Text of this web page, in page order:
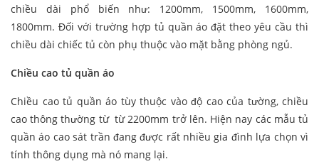
chiều dài phổ biến như: 1200mm, 1500mm, 1600mm,
1800mm. Đối với trường hợp tủ quần áo đặt theo yêu cầu thì
chiều dài chiếc tủ còn phụ thuộc vào mặt bằng phòng ngủ.
Chiều cao tủ quần áo
Chiều cao tủ quần áo tùy thuộc vào độ cao của tường, chiều
cao thông thường từ từ 2200mm trở lên. Hiện nay các mẫu tủ
quần áo cao sát trần đang được rất nhiều gia đình lựa chọn vì
tính thông dụng mà nó mang lại.